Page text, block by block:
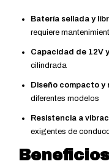
Batería sellada y
requiere
Capacidad de 12V
cilindrada
Diseño compacto y
diferentes modelos
Resistencia a
exigentes de